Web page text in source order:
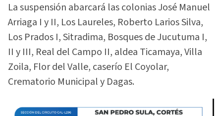
La suspensión abarcará las colonias José Manuel
Arriaga I y II, Los Laureles, Roberto Larios Silva,
Los Prados I, Sitradima, Bosques de Jucutuma I,
II y III, Real del Campo II, aldea Ticamaya, Villa
Zoila, Flor del Valle, caserío El Coyolar,
Crematorio Municipal y Dagas.